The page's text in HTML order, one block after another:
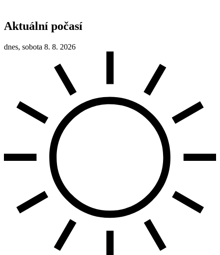
Aktuální počasí
dnes, sobota 8. 8. 2026